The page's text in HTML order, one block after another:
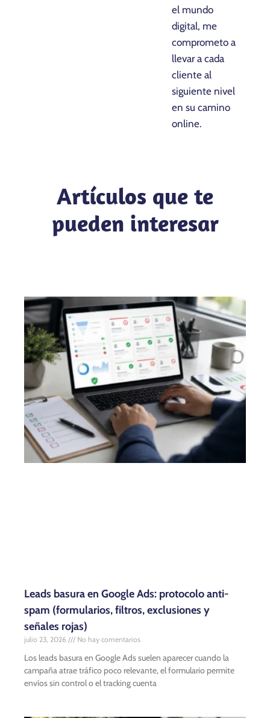
el mundo
digital, me
comprometo a
llevar a cada
cliente al
siguiente nivel
en su camino
online.
Artículos que te
pueden interesar
Leads basura en Google Ads: protocolo anti-
spam (formularios, filtros, exclusiones y
señales rojas)
julio 23, 2026 No hay comentarios
Los leads basura en Google Ads suelen aparecer cuando la
campaña atrae tráfico poco relevante, el formulario permite
envíos sin control o el tracking cuenta